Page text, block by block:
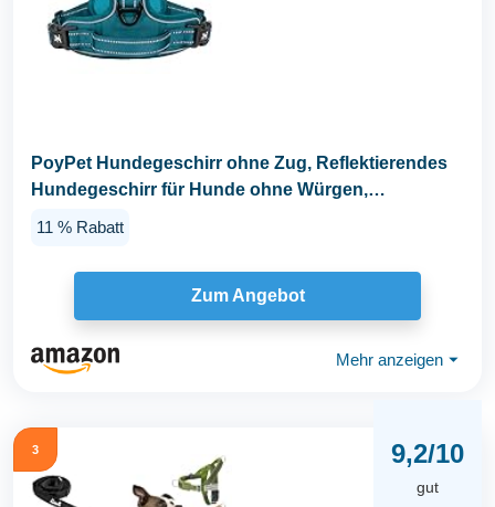
PoyPet Hundegeschirr ohne Zug, Reflektierendes
Hundegeschirr für Hunde ohne Würgen,
11 % Rabatt
Zum Angebot
Mehr anzeigen ⏷
3 9,2/10
gut